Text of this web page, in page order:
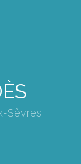
Sèvres